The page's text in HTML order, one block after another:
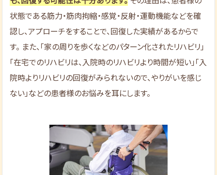
状態である筋力・筋肉拘縮・感覚・反射・運動機能などを確
認し、アプローチをすることで、回復した実績があるからで
す。 また、「家の周りを歩くなどのパターン化されたリハビリ」
「在宅でのリハビリは、入院時のリハビリより時間が短い」「入
院時よりリハビリの回復がみられないので、やりがいを感じ
ない」などの患者様のお悩みを耳にします。